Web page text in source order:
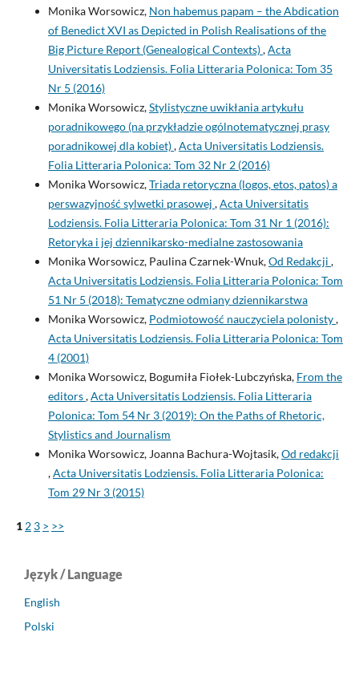
Monika Worsowicz, Non habemus papam – the Abdication
of Benedict XVI as Depicted in Polish Realisations of the
Big Picture Report (Genealogical Contexts),Acta
Universitatis Lodziensis. Folia Litteraria Polonica: Tom 35
Nr 5 (2016)
Monika Worsowicz,Stylistyczne uwikłania artykułu
poradnikowego (na przykładzie ogólnotematycznej prasy
poradnikowej dla kobiet),Acta Universitatis Lodziensis.
Folia Litteraria Polonica: Tom 32 Nr 2 (2016)
Monika Worsowicz,Triada retoryczna (logos, etos, patos) a
perswazyjność sylwetki prasowej ,Acta Universitatis
Lodziensis. Folia Litteraria Polonica: Tom 31 Nr 1 (2016):
Retoryka i jej dziennikarsko-medialne zastosowania
Monika Worsowicz, Paulina Czarnek-Wnuk,Od Redakcji ,
Acta Universitatis Lodziensis. Folia Litteraria Polonica: Tom
51 Nr 5 (2018): Tematyczne odmiany dziennikarstwa
Monika Worsowicz, Podmiotowość nauczyciela polonisty,
Acta Universitatis Lodziensis. Folia Litteraria Polonica: Tom
4 (2001)
Monika Worsowicz, Bogumiła Fiołek-Lubczyńska, From the
editors,Acta Universitatis Lodziensis. Folia Litteraria
Polonica: Tom 54 Nr 3 (2019): On the Paths of Rhetoric,
Stylistics and Journalism
Monika Worsowicz, Joanna Bachura-Wojtasik,Od redakcji
,Acta Universitatis Lodziensis. Folia Litteraria Polonica:
Tom 29 Nr 3 (2015)
12 3 > >>
Język / Language
English
Polski